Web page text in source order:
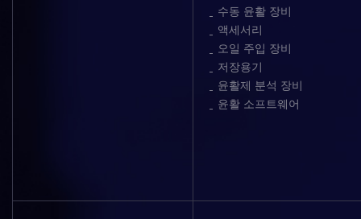
수동 윤활 장비
액세서리
오일 주입 장비
저장용기
윤활제 분석 장비
윤활 소프트웨어